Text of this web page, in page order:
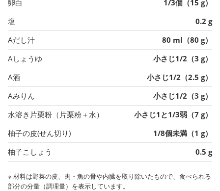
卵白
1/3個（15 g）
塩
0.2 g
Aだし汁
80 ml（80 g）
Aしょうゆ
小さじ1/2（3 g）
A酒
小さじ1/2（2.5 g）
Aみりん
小さじ1/2（3 g）
水溶き片栗粉（片栗粉＋水）
小さじ1と1/3弱（7 g）
柚子の皮(せん切り)
1/8個未満（1 g）
柚子こしょう
0.5 g
※ 材料は野菜の皮、肉・魚の骨や内臓を取り除いたもので、食べられる
部分の分量（調理量）を表示しています。